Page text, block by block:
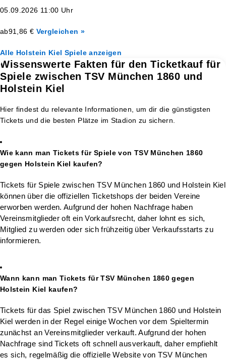
05.09.2026 11:00 Uhr
ab91,86 € Vergleichen »
Alle Holstein Kiel Spiele anzeigen
Wissenswerte Fakten für den Ticketkauf für
Spiele zwischen TSV München 1860 und
Holstein Kiel
Hier findest du relevante Informationen, um dir die günstigsten
Tickets und die besten Plätze im Stadion zu sichern.
Wie kann man Tickets für Spiele von TSV München 1860
gegen Holstein Kiel kaufen?
Tickets für Spiele zwischen TSV München 1860 und Holstein Kiel
können über die offiziellen Ticketshops der beiden Vereine
erworben werden. Aufgrund der hohen Nachfrage haben
Vereinsmitglieder oft ein Vorkaufsrecht, daher lohnt es sich,
Mitglied zu werden oder sich frühzeitig über Verkaufsstarts zu
informieren.
Wann kann man Tickets für TSV München 1860 gegen
Holstein Kiel kaufen?
Tickets für das Spiel zwischen TSV München 1860 und Holstein
Kiel werden in der Regel einige Wochen vor dem Spieltermin
zunächst an Vereinsmitglieder verkauft. Aufgrund der hohen
Nachfrage sind Tickets oft schnell ausverkauft, daher empfiehlt
es sich, regelmäßig die offizielle Website von TSV München